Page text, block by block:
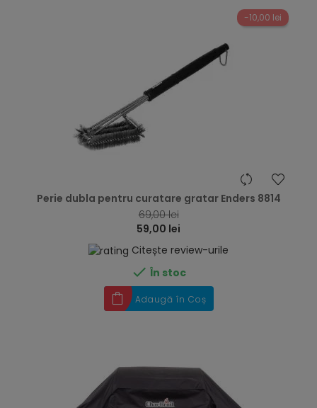
-10,00 lei
Perie dubla pentru curatare gratar Enders 8814
69,00 lei
59,00 lei
Citește review-urile
 În stoc
Adaugă în Coș